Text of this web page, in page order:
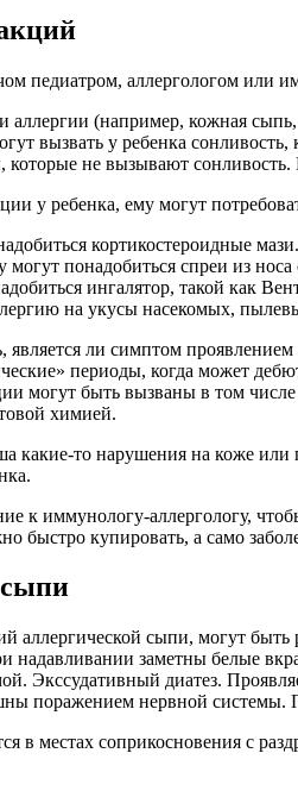
педиатром, аллергологом или
аллергии (например, кожная
вызвать у ребенка
которые не вызывают
у ребенка, ему могут
кортикостероидные мази.
понадобиться спреи из носа
ингалятор, такой как
на укусы насекомых,
ли симптом проявлением
периоды, когда может
могут быть вызваны в том
химией.
то нарушения на коже или
к иммунологу-аллергологу,
быстро купировать, а само
аллергической сыпи, могут
надавливании заметны белые
Экссудативный диатез.
поражением нервной
в местах соприкосновения с